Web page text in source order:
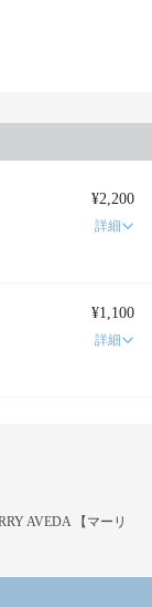
¥2,200
詳細
¥1,100
詳細
AVEDA 【マーリ